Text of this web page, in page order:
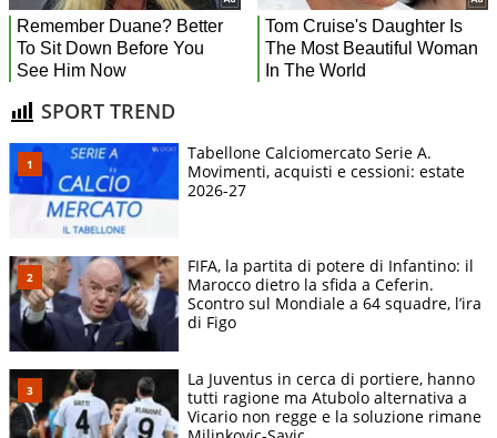
SPORT TREND
Tabellone Calciomercato Serie A.
Movimenti, acquisti e cessioni: estate
2026-27
FIFA, la partita di potere di Infantino: il
Marocco dietro la sfida a Ceferin.
Scontro sul Mondiale a 64 squadre, l’ira
di Figo
La Juventus in cerca di portiere, hanno
tutti ragione ma Atubolo alternativa a
Vicario non regge e la soluzione rimane